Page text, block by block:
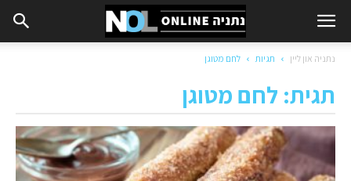
נתניה און ליין תגיות לחם מטוגן
תגית: לחם מטוגן